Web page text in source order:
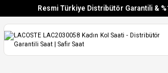
Resmi Türkiye Distribütör Garantili &
Vade Farksız 6
Ücretsiz Kargo